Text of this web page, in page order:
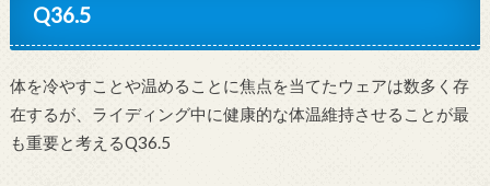
Q36.5
体を冷やすことや温めることに焦点を当てたウェアは数多く存
在するが、ライディング中に健康的な体温維持させることが最
も重要と考えるQ36.5